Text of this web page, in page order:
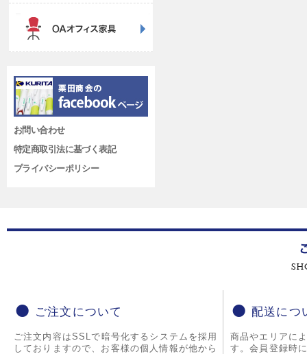
お問い合わせ
特定商取引法に基づく表記
プライバシーポリシー
ご注文について
ご注文内容はSSLで暗号化するシステムを採用
しておりますので、お客様の個人情報が他から
配送につ
商品やエリアに
す。会員登録時